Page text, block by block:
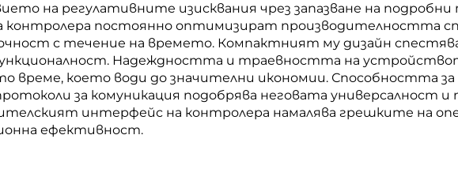
на регулативните изисквания чрез запазване на
контролера постоянно оптимизират производителността
с течение на времето. Компактният му дизайн
Надеждността и траевността на
време, което води до значителни икономии. Способността
за комуникация подобрява неговата универсалност
интерфейс на контролера намалява грешките на
ефективност.